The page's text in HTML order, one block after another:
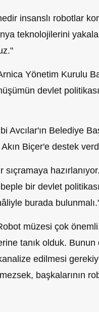
insanslı robotlar
teknolojilerini
Yönetim Kurulu
devlet
Avcılar'ın Belediye
Biçer'e destek
sıçramaya
bir devlet
burada
müzesi çok
tanık olduk.
edilmesi
başkalarının